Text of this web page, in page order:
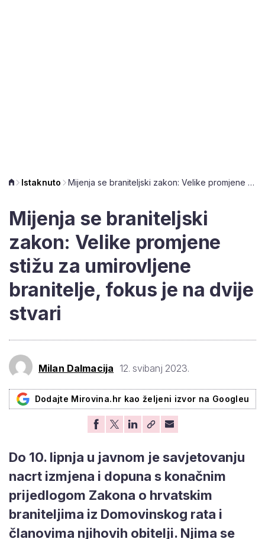
Istaknuto Mijenja se braniteljski zakon: Velike promjene stižu za umirovljene branitelje, fokus je na dvije stvari
Mijenja se braniteljski
zakon: Velike promjene
stižu za umirovljene
branitelje, fokus je na dvije
stvari
Milan Dalmacija 12. svibanj 2023.
Dodajte Mirovina.hr kao željeni izvor na Googleu
Do 10. lipnja u javnom je savjetovanju
nacrt izmjena i dopuna s konačnim
prijedlogom Zakona o hrvatskim
braniteljima iz Domovinskog rata i
članovima njihovih obitelji. Njima se